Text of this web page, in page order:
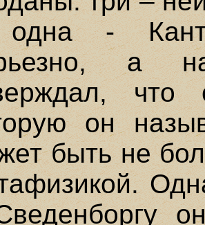
-
а
что
он
быть не